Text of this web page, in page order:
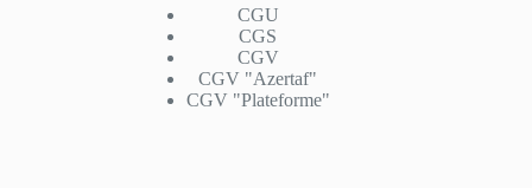
CGU
CGS
CGV
CGV "Azertaf"
CGV "Plateforme"